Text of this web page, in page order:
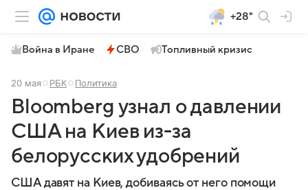
+28°
Война в Иране СВО Топливный кризис
20 мая РБК Политика
Bloomberg узнал о давлении
США на Киев из-за
белорусских удобрений
США давят на Киев, добиваясь от него помощи